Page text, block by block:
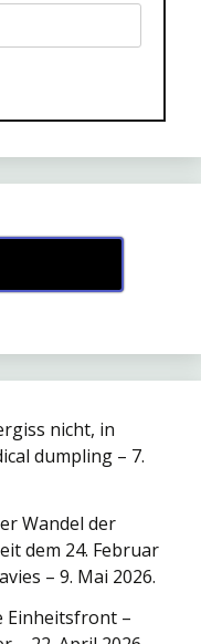
nicht, in
dumpling – 7.
Wandel der
dem 24. Februar
– 9. Mai 2026.
Einheitsfront –